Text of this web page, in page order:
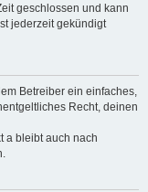
geschlossen und kann
jederzeit gekündigt
Betreiber ein einfaches,
Recht, deinen
a bleibt auch nach